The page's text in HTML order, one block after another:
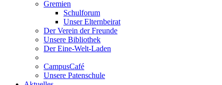
Gremien
Schulforum
Unser Elternbeirat
Der Verein der Freunde
Unsere Bibliothek
Der Eine-Welt-Laden
CampusCafé
Unsere Patenschule